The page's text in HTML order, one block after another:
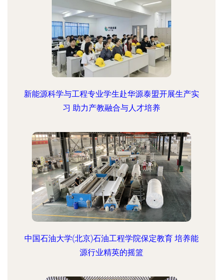
新能源科学与工程专业学生赴华源泰盟开展生产实
习 助力产教融合与人才培养
中国石油大学(北京)石油工程学院保定教育 培养能
源行业精英的摇篮